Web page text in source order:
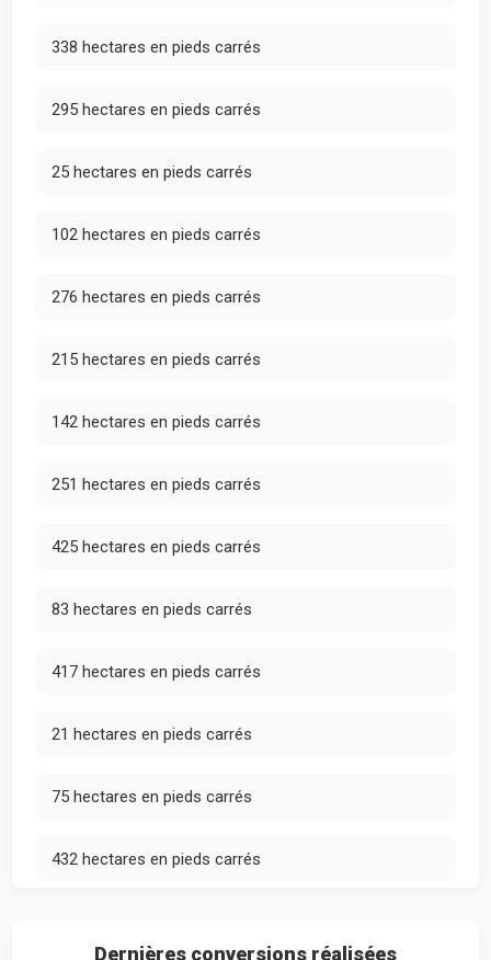
338 hectares en pieds carrés
295 hectares en pieds carrés
25 hectares en pieds carrés
102 hectares en pieds carrés
276 hectares en pieds carrés
215 hectares en pieds carrés
142 hectares en pieds carrés
251 hectares en pieds carrés
425 hectares en pieds carrés
83 hectares en pieds carrés
417 hectares en pieds carrés
21 hectares en pieds carrés
75 hectares en pieds carrés
432 hectares en pieds carrés
Dernières conversions réalisées